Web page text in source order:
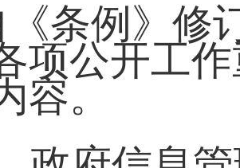
《条例》修
项公开工
容。